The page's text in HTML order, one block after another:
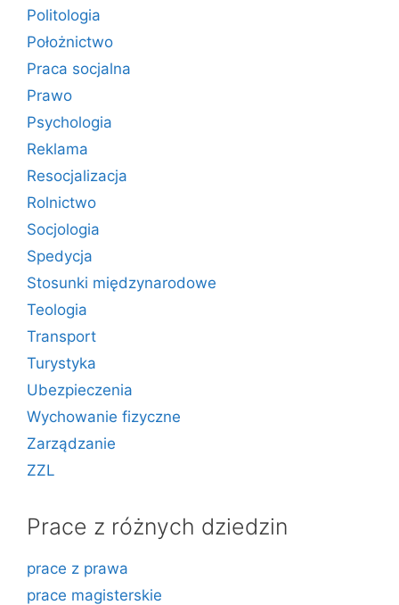
Politologia
Położnictwo
Praca socjalna
Prawo
Psychologia
Reklama
Resocjalizacja
Rolnictwo
Socjologia
Spedycja
Stosunki międzynarodowe
Teologia
Transport
Turystyka
Ubezpieczenia
Wychowanie fizyczne
Zarządzanie
ZZL
Prace z różnych dziedzin
prace z prawa
prace magisterskie